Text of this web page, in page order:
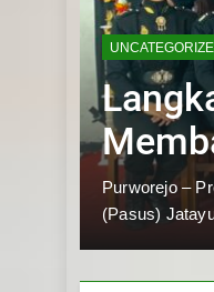
Purworejo –
(Pasus)